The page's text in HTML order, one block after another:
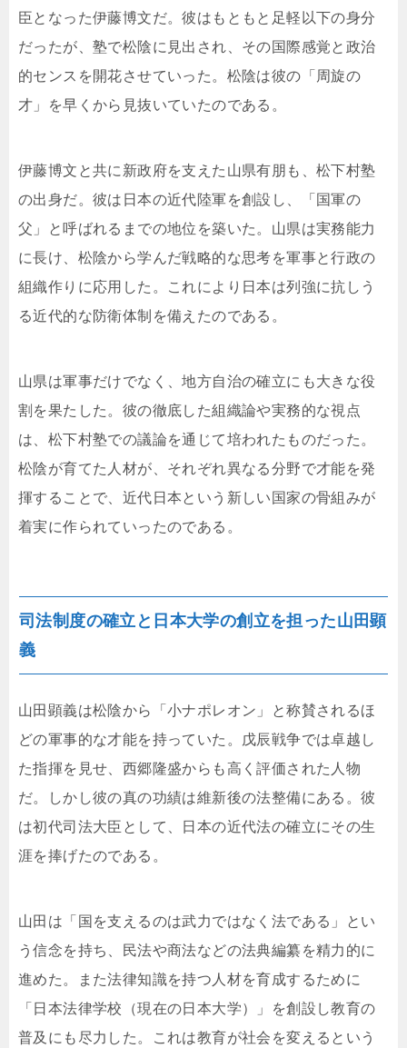
臣となった伊藤博文だ。彼はもともと足軽以下の身分
だったが、塾で松陰に見出され、その国際感覚と政治
的センスを開花させていった。松陰は彼の「周旋の
才」を早くから見抜いていたのである。
伊藤博文と共に新政府を支えた山県有朋も、松下村塾
の出身だ。彼は日本の近代陸軍を創設し、「国軍の
父」と呼ばれるまでの地位を築いた。山県は実務能力
に長け、松陰から学んだ戦略的な思考を軍事と行政の
組織作りに応用した。これにより日本は列強に抗しう
る近代的な防衛体制を備えたのである。
山県は軍事だけでなく、地方自治の確立にも大きな役
割を果たした。彼の徹底した組織論や実務的な視点
は、松下村塾での議論を通じて培われたものだった。
松陰が育てた人材が、それぞれ異なる分野で才能を発
揮することで、近代日本という新しい国家の骨組みが
着実に作られていったのである。
司法制度の確立と日本大学の創立を担った山田顕
義
山田顕義は松陰から「小ナポレオン」と称賛されるほ
どの軍事的な才能を持っていた。戊辰戦争では卓越し
た指揮を見せ、西郷隆盛からも高く評価された人物
だ。しかし彼の真の功績は維新後の法整備にある。彼
は初代司法大臣として、日本の近代法の確立にその生
涯を捧げたのである。
山田は「国を支えるのは武力ではなく法である」とい
う信念を持ち、民法や商法などの法典編纂を精力的に
進めた。また法律知識を持つ人材を育成するために
「日本法律学校（現在の日本大学）」を創設し教育の
普及にも尽力した。これは教育が社会を変えるという